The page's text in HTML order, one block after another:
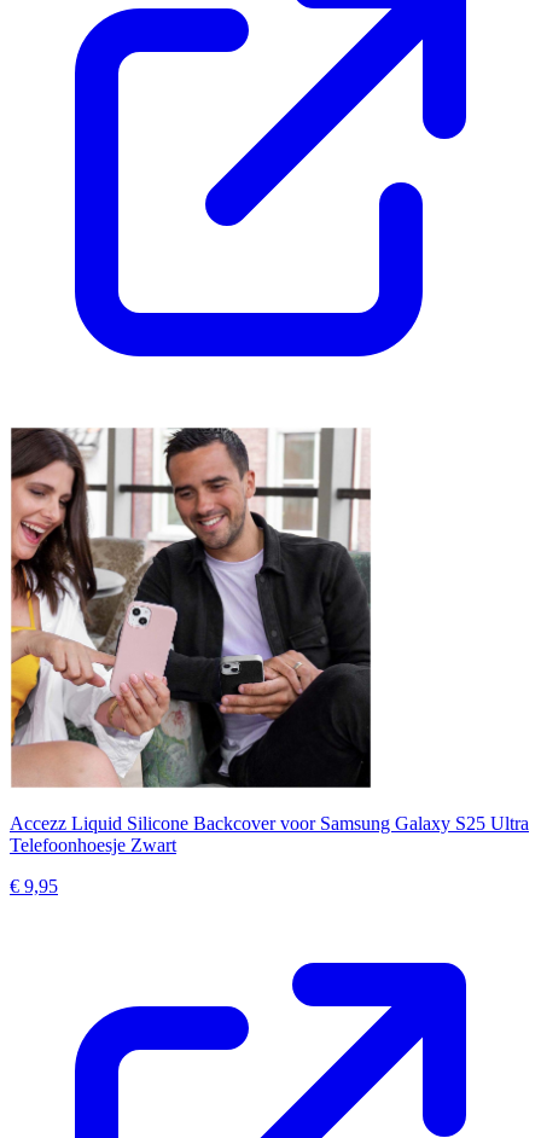
Accezz Liquid Silicone Backcover voor Samsung Galaxy S25 Ultra
Telefoonhoesje Zwart
€ 9,95